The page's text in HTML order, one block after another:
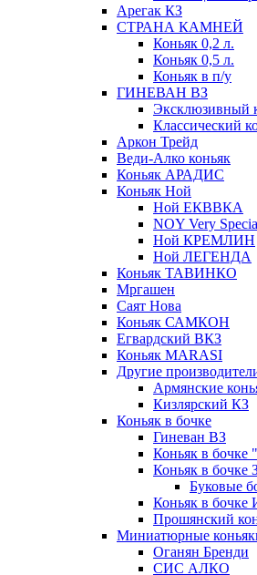
Арегак КЗ
СТРАНА КАМНЕЙ
Коньяк 0,2 л.
Коньяк 0,5 л.
Коньяк в п/у
ГИНЕВАН ВЗ
Эксклюзивный
Классический
Аркон Трейд
Веди-Алко коньяк
Коньяк АРАДИС
Коньяк Ной
Ной ЕКВВКА
NOY Very
Ной КРЕМЛИН
Ной ЛЕГЕНДА
Коньяк ТАВИНКО
Мргашен
Саят Нова
Коньяк САМКОН
Егвардский ВКЗ
Коньяк MARASI
Другие
Армянские
Кизлярский КЗ
Коньяк в бочке
Гиневан ВЗ
Коньяк в
Коньяк в
Буковые
Коньяк в бочке
Прошянский
Миниатюрные
Оганян Бренди
СИС АЛКО